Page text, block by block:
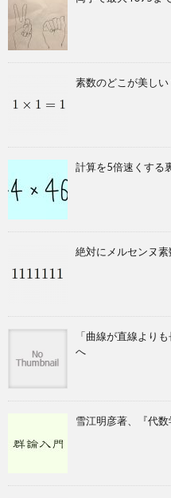
素数のどこが美し
計算を5倍速くする
絶対にメルセンヌ
「曲線が直線より
へ
雪江明彦著、『代数